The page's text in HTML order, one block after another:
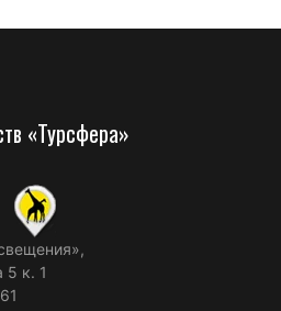
«Турсфера»
5 к. 1